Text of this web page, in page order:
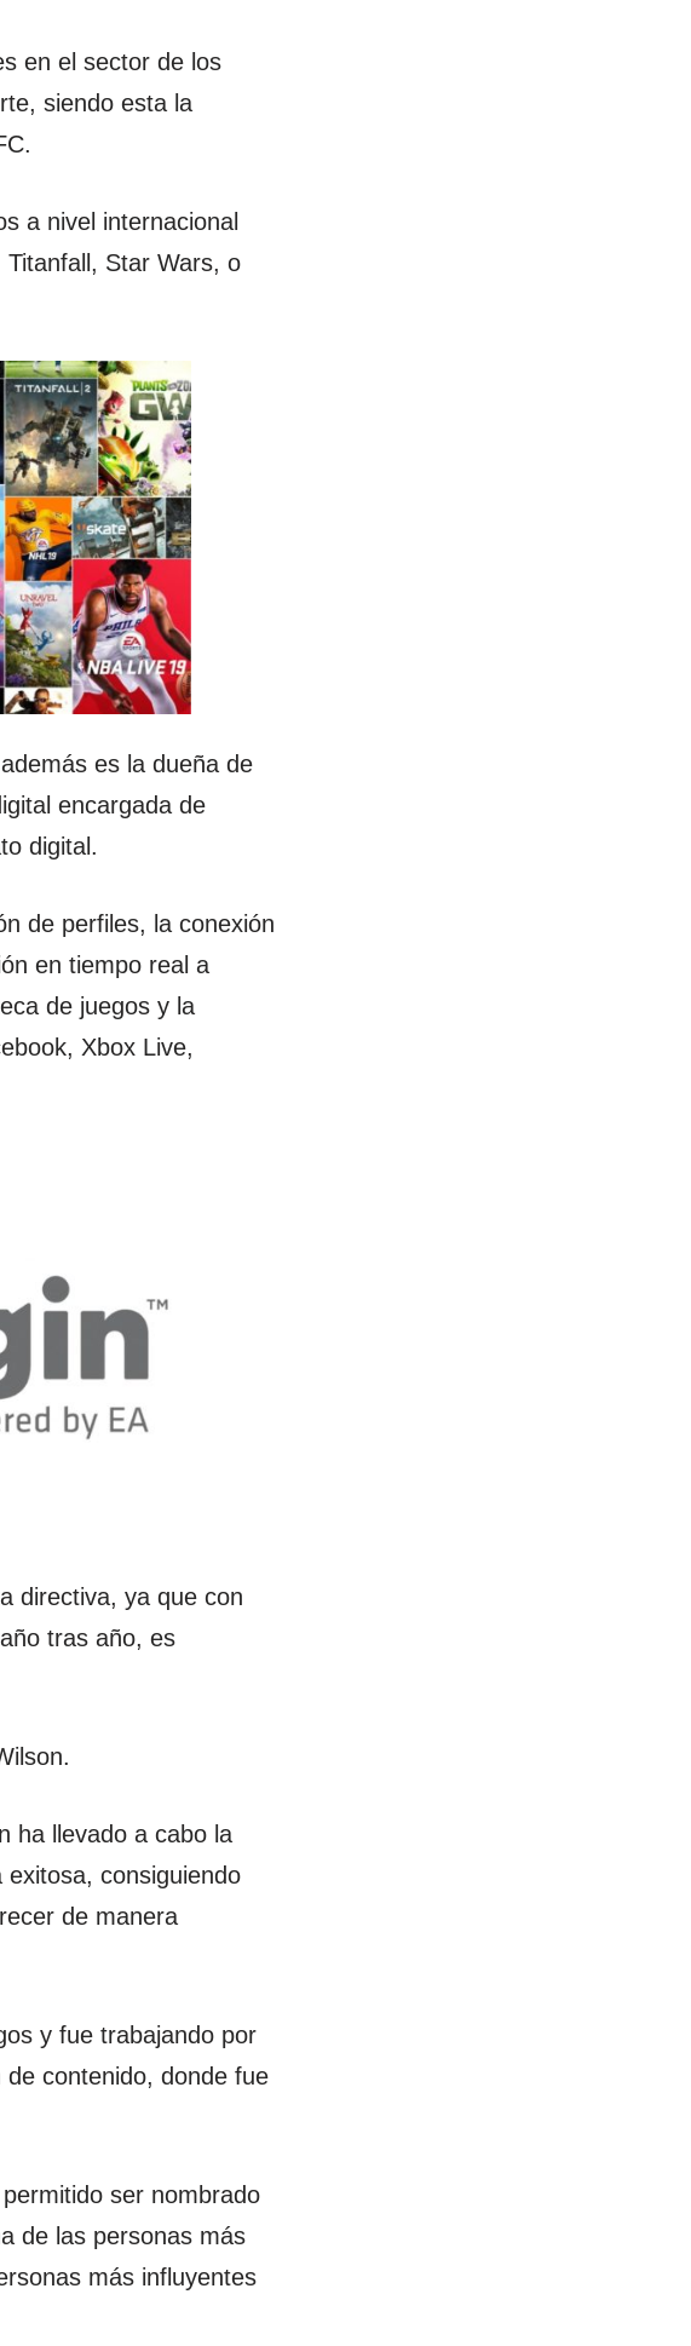
en el sector de los
siendo esta la
a nivel internacional
Star Wars, o
es la dueña de
encargada de
digital.
de perfiles, la conexión
en tiempo real a
de juegos y la
Xbox Live,
directiva, ya que con
tras año, es
ha llevado a cabo la
consiguiendo
de manera
y fue trabajando por
contenido, donde fue
ser nombrado
de las personas más
más influyentes